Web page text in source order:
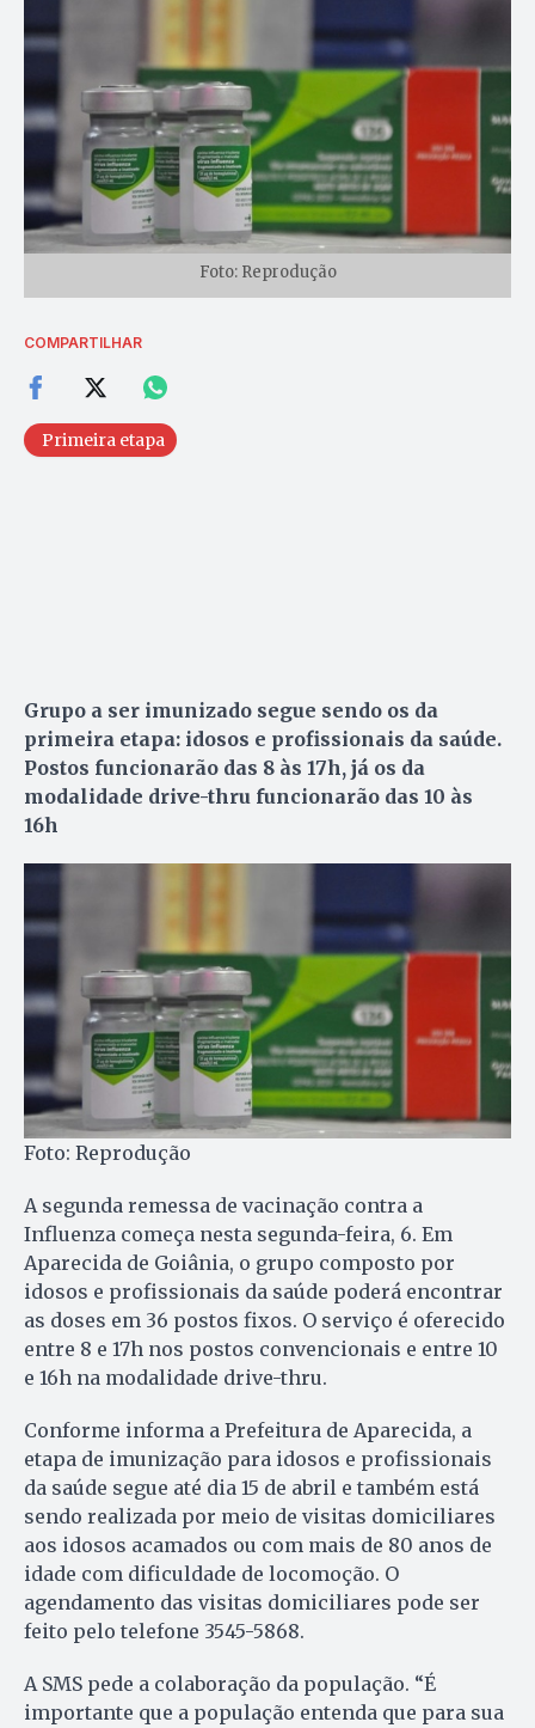
Foto: Reprodução
COMPARTILHAR
Primeira etapa
Grupo a ser imunizado segue sendo os da
primeira etapa: idosos e profissionais da saúde.
Postos funcionarão das 8 às 17h, já os da
modalidade drive-thru funcionarão das 10 às
16h
Foto: Reprodução
A segunda remessa de vacinação contra a
Influenza começa nesta segunda-feira, 6. Em
Aparecida de Goiânia, o grupo composto por
idosos e profissionais da saúde poderá encontrar
as doses em 36 postos fixos. O serviço é oferecido
entre 8 e 17h nos postos convencionais e entre 10
e 16h na modalidade drive-thru.
Conforme informa a Prefeitura de Aparecida, a
etapa de imunização para idosos e profissionais
da saúde segue até dia 15 de abril e também está
sendo realizada por meio de visitas domiciliares
aos idosos acamados ou com mais de 80 anos de
idade com dificuldade de locomoção. O
agendamento das visitas domiciliares pode ser
feito pelo telefone 3545-5868.
A SMS pede a colaboração da população. “É
importante que a população entenda que para sua